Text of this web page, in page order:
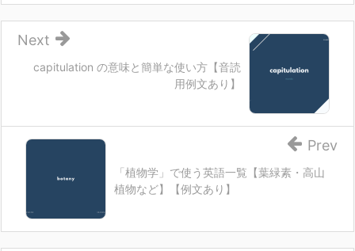
capitulation の意味と簡単な使い方【音読
用例文あり】
Next
「植物学」で使う英語一覧【葉緑素・高山
植物など】【例文あり】
Prev